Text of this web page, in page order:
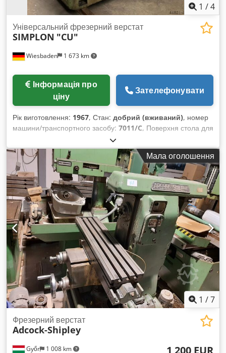
1 /4
Wiesbaden 1 673 km
Універсальний фрезерний верстат
SIMPLON "CU"
ціну
Зателефонувати
Рік виготовлення: 1967, Стан: добрий (вживаний), номер
машини/транспортного засобу: 7011/C, Поверхня стола для
закріплення: 310 x 1400 мм Переміщення столу по осі X:
приблизно 950 мм Переміщення столу по осі Y: 325/345 мм
Переміщення столу по осі Z: приблизно 500 мм Швидкість
обертання шпинделя: 20 - 1500 об/хв Подача повздовж та
поперек: 18 - 620 мм/хв Подача вертикально: 18 - 620 мм/
хв Chedsd Rxw Hopfx Apmsa Електричне підключення: 380
В Розміри (ДxШxВ): 1900 x 1600 x 1750 мм Вага: близько
1500 кг
Мала оголошення
1 /7
Győr 1 008 km
Фрезерний верстат
Adcock-Shipley